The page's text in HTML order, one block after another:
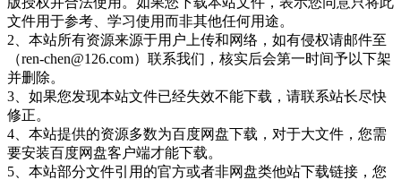
文件用于参考、学习使用而非其他任何用途。
2、本站所有资源来源于用户上传和网络，如有侵权请邮件至
（ren-chen@126.com）联系我们，核实后会第一时间予以下架
并删除。
3、如果您发现本站文件已经失效不能下载，请联系站长尽快
修正。
4、本站提供的资源多数为百度网盘下载，对于大文件，您需
要安装百度网盘客户端才能下载。
5、本站部分文件引用的官方或者非网盘类他站下载链接，您